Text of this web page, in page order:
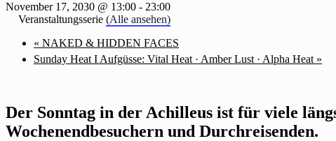
November 17, 2030 @ 13:00 - 23:00
Veranstaltungsserie (Alle ansehen)
« NAKED & HIDDEN FACES
Sunday Heat I Aufgüsse: Vital Heat · Amber Lust · Alpha Heat »
Der Sonntag in der Achilleus ist für viele
Wochenendbesuchern und Durchreisenden.